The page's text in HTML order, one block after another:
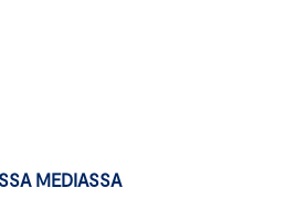
MEDIASSA